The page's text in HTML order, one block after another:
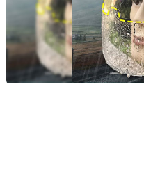
Mengurangi Air Menempel di
Dengan adanya fitur
menempel di kaca helm motor
dapat menghalangi
dibersihkan. Hadirnya sticker
bahaya tersebut.